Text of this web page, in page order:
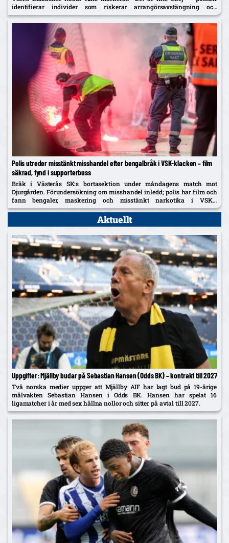
identifierar individer som riskerar arrangörsavstängning och
tillträdesförbud.
Polis utreder misstänkt misshandel efter bengalbråk i VSK-klacken – film
säkrad, fynd i supporterbuss
Bråk i Västerås SK:s bortasektion under måndagens match mot
Djurgården. Förundersökning om misshandel inledd; polis har film och
fann bengaler, maskering och misstänkt narkotika i VSK:s
supporterbuss – klubben tar avstånd.
Aktuellt
Uppgifter: Mjällby budar på Sebastian Hansen (Odds BK) – kontrakt till 2027
Två norska medier uppger att Mjällby AIF har lagt bud på 19-årige
målvakten Sebastian Hansen i Odds BK. Hansen har spelat 16
ligamatcher i år med sex hållna nollor och sitter på avtal till 2027.